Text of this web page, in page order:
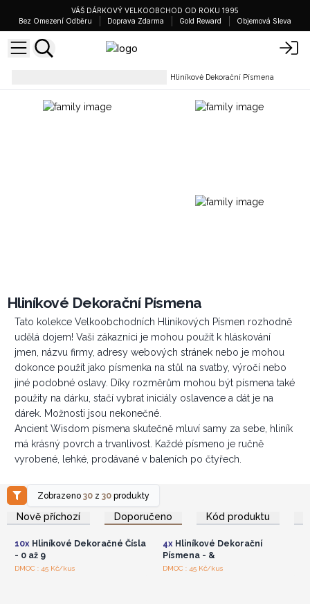
VÁŠ DÁRKOVÝ VELKOOBCHOD OD ROKU 1995
Bez Omezení Odběru
Doprava Zdarma Gold Reward Objemová Sleva
Hliníkové Dekorační Písmena
Hliníkové Dekorační Písmena
Tato kolekce Velkoobchodních Hliníkových Písmen rozhodně
udělá dojem! Vaši zákazníci je mohou použít k hláskování
jmen, názvu firmy, adresy webových stránek nebo je mohou
dokonce použít jako písmenka na stůl na svatby, výročí nebo
jiné podobné oslavy. Díky rozměrům mohou být písmena také
použity na dárku, stačí vybrat iniciály oslavence a dát je na
dárek. Možnosti jsou nekonečné.
Ancient Wisdom písmena skutečně mluví samy za sebe, hliník
má krásný povrch a trvanlivost. Každé písmeno je ručně
vyrobené, lehké, prodávané v baleních po čtyřech.
Zobrazeno30 z30 produkty
Nově příchozí Doporučeno Kód produktu
Přihlaste se nebo se
zaregistrujte pro
velkoobchodní ceny
10xHliníkové Dekoračné Čísla
- 0 až 9
DMOC : 45 Kč/kus
zaregistrujte pro
velkoobchodní ceny
4xHliníkové Dekorační
Písmena - &
DMOC : 45 Kč/kus
Přihlaste se nebo se
Přihlaste se nebo se